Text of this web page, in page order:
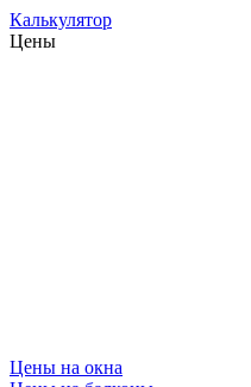
Калькулятор
Цены
Цены на окна